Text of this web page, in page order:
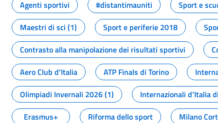
Agenti sportivi
#distantimauniti Sport e
Maestri di sci (1)
Sport e periferie 2018
Contrasto alla manipolazione dei risultati sportivi
Aero Club d'Italia
ATP Finals di Torino
Olimpiadi Invernali 2026 (1)
Internazionali d'Italia
Erasmus+
Riforma dello sport Milano